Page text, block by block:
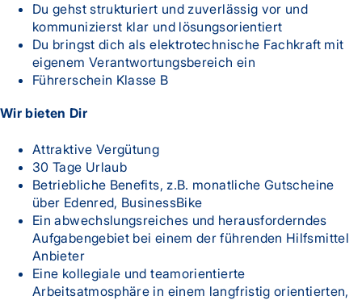
Du gehst strukturiert und zuverlässig vor und
kommunizierst klar und lösungsorientiert
Du bringst dich als elektrotechnische Fachkraft mit
eigenem Verantwortungsbereich ein
Führerschein Klasse B
Wir bieten Dir
Attraktive Vergütung
30 Tage Urlaub
Betriebliche Benefits, z.B. monatliche Gutscheine
über Edenred, BusinessBike
Ein abwechslungsreiches und herausforderndes
Aufgabengebiet bei einem der führenden Hilfsmittel
Anbieter
Eine kollegiale und teamorientierte
Arbeitsatmosphäre in einem langfristig orientierten,